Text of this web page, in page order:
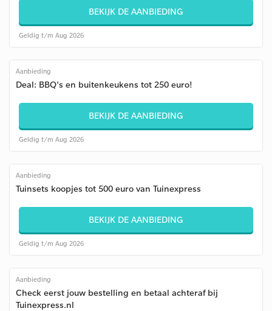
BEKIJK DE AANBIEDING
Geldig t/m Aug 2026
Aanbieding
Deal: BBQ's en buitenkeukens tot 250 euro!
BEKIJK DE AANBIEDING
Geldig t/m Aug 2026
Aanbieding
Tuinsets koopjes tot 500 euro van Tuinexpress
BEKIJK DE AANBIEDING
Geldig t/m Aug 2026
Aanbieding
Check eerst jouw bestelling en betaal achteraf bij
Tuinexpress.nl